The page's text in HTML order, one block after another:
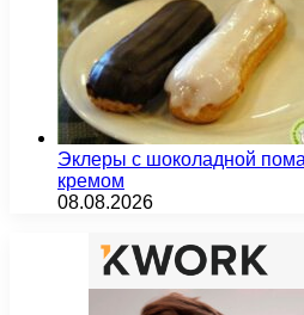
Эклеры с шоколадной
кремом
08.08.2026